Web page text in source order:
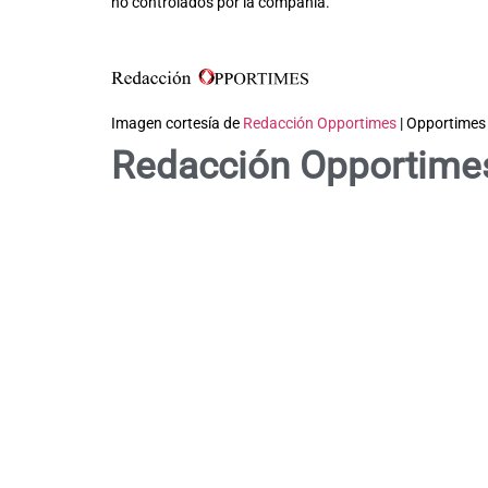
Imagen cortesía de Redacción Opportimes | Opportimes
Redacción